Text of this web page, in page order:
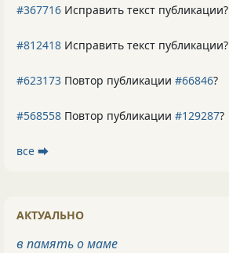
#367716 Исправить текст публикации?
#812418 Исправить текст публикации?
#623173 Повтор публикации #66846?
#568558 Повтор публикации #129287?
все ⮕
АКТУАЛЬНО
в память о маме